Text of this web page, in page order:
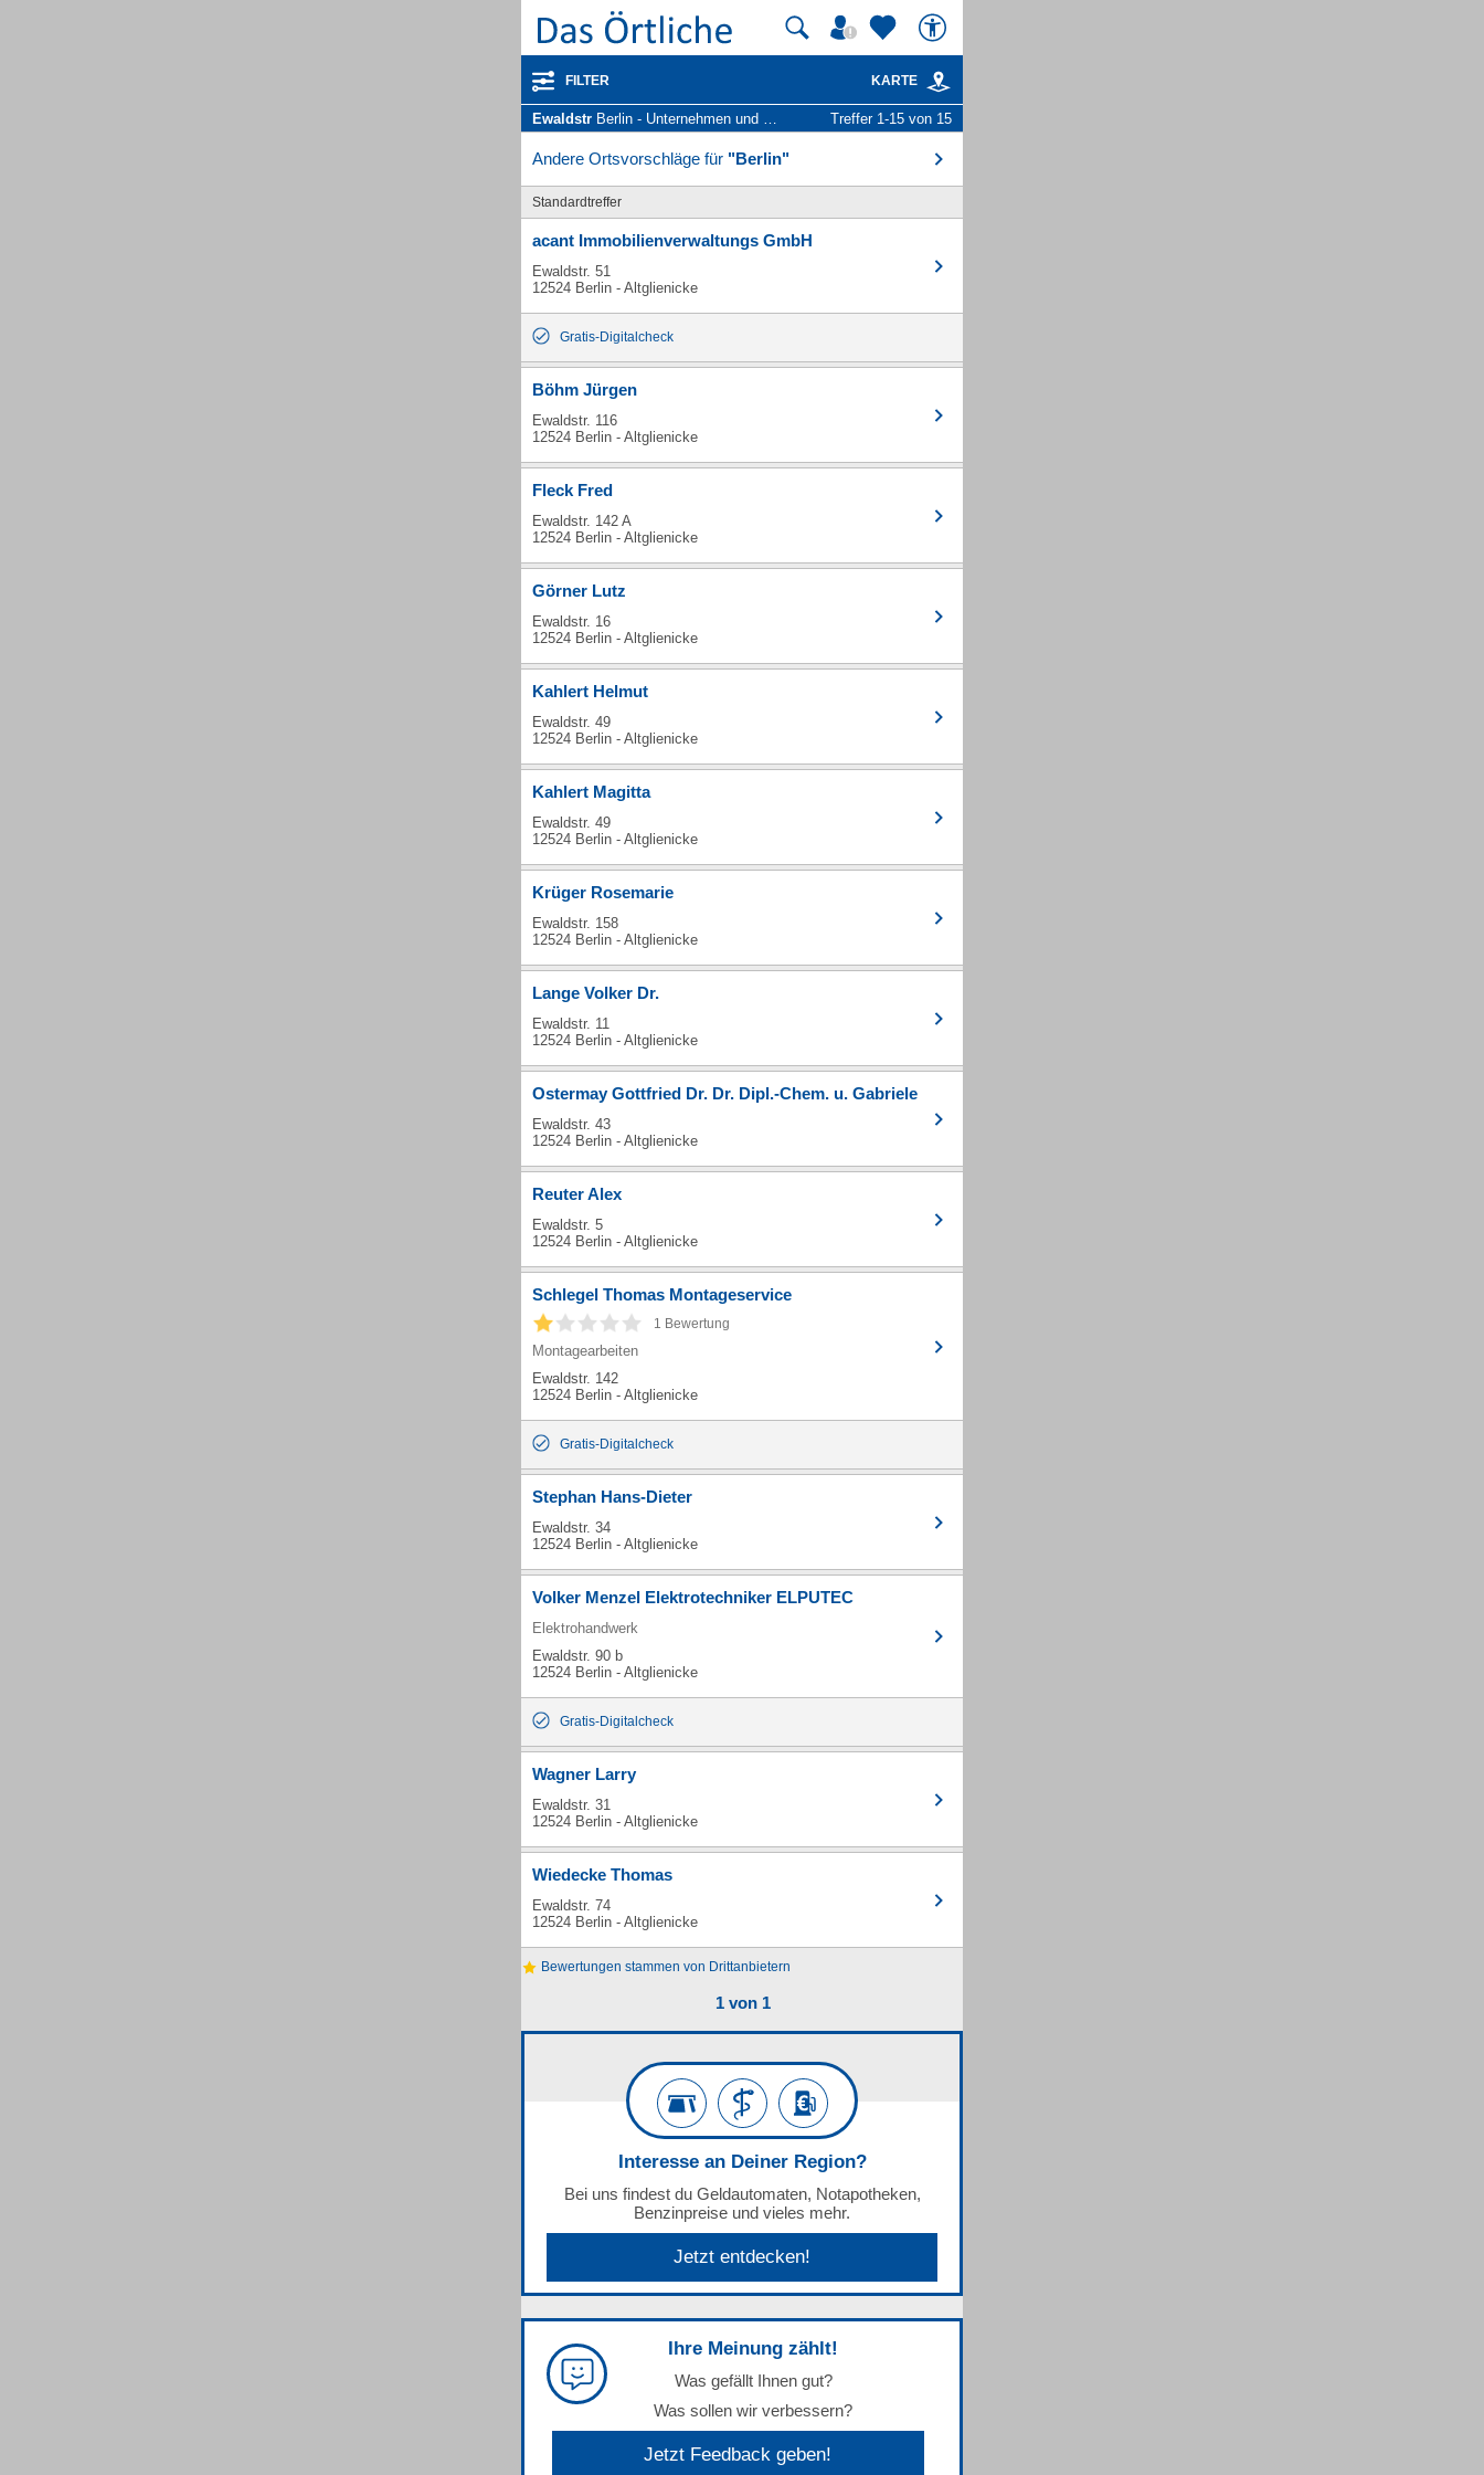
FILTER KARTE
Ewaldstr Berlin - Unternehmen und Personen Treffer 1-15 von 15
Andere Ortsvorschläge für "Berlin"
Standardtreffer
acant Immobilienverwaltungs GmbH
Ewaldstr. 51
12524 Berlin - Altglienicke
Gratis-Digitalcheck
Böhm Jürgen
Ewaldstr. 116
12524 Berlin - Altglienicke
Fleck Fred
Ewaldstr. 142 A
12524 Berlin - Altglienicke
Görner Lutz
Ewaldstr. 16
12524 Berlin - Altglienicke
Kahlert Helmut
Ewaldstr. 49
12524 Berlin - Altglienicke
Kahlert Magitta
Ewaldstr. 49
12524 Berlin - Altglienicke
Krüger Rosemarie
Ewaldstr. 158
12524 Berlin - Altglienicke
Lange Volker Dr.
Ewaldstr. 11
12524 Berlin - Altglienicke
Ostermay Gottfried Dr. Dr. Dipl.-Chem. u. Gabriele
Ewaldstr. 43
12524 Berlin - Altglienicke
Reuter Alex
Ewaldstr. 5
12524 Berlin - Altglienicke
Schlegel Thomas Montageservice
1 Bewertung
Montagearbeiten
Ewaldstr. 142
12524 Berlin - Altglienicke
Gratis-Digitalcheck
Stephan Hans-Dieter
Ewaldstr. 34
12524 Berlin - Altglienicke
Volker Menzel Elektrotechniker ELPUTEC
Elektrohandwerk
Ewaldstr. 90 b
12524 Berlin - Altglienicke
Gratis-Digitalcheck
Wagner Larry
Ewaldstr. 31
12524 Berlin - Altglienicke
Wiedecke Thomas
Ewaldstr. 74
12524 Berlin - Altglienicke
Bewertungen stammen von Drittanbietern
1 von 1
Interesse an Deiner Region?
Bei uns findest du Geldautomaten, Notapotheken,
Benzinpreise und vieles mehr.
Jetzt entdecken!
Ihre Meinung zählt!
Was gefällt Ihnen gut?
Was sollen wir verbessern?
Jetzt Feedback geben!